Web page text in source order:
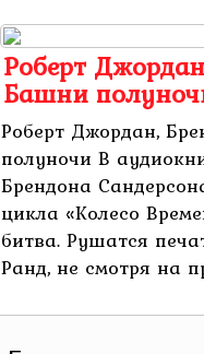
Роберт
Башни
Роберт Джордан,
полуночи В
Брендона
цикла «Колесо
битва. Рушатся
Ранд, не смотря на